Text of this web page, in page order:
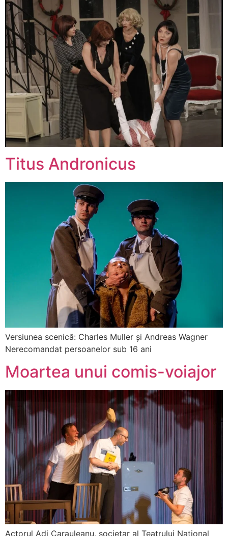
Titus Andronicus
Versiunea scenică: Charles Muller și Andreas Wagner
Nerecomandat persoanelor sub 16 ani
Moartea unui comis-voiajor
Actorul Adi Carauleanu, societar al Teatrului Național